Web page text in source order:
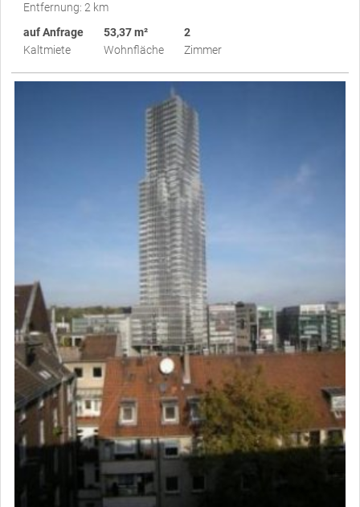
Entfernung: 2 km
auf Anfrage
Kaltmiete
53,37 m²
Wohnfläche
2
Zimmer